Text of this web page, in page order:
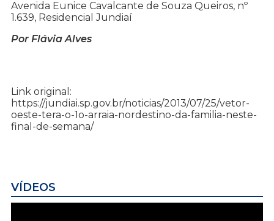
Avenida Eunice Cavalcante de Souza Queiros, nº
1.639, Residencial Jundiaí
Por Flávia Alves
Link original:
https://jundiai.sp.gov.br/noticias/2013/07/25/vetor-
oeste-tera-o-1o-arraia-nordestino-da-familia-neste-
final-de-semana/
VÍDEOS